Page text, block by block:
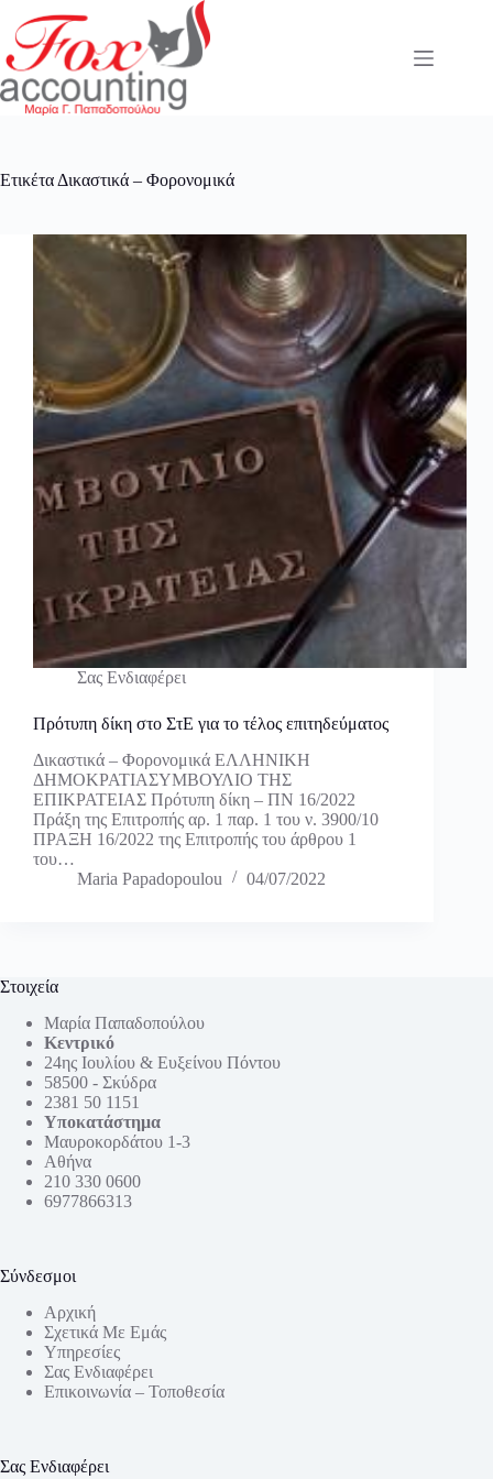
στο
περιεχόμενο
Ετικέτα Δικαστικά – Φορονομικά
Σας Ενδιαφέρει
Πρότυπη δίκη στο ΣτΕ για το τέλος επιτηδεύματος
Δικαστικά – Φορονομικά ΕΛΛΗΝΙΚΗ
ΔΗΜΟΚΡΑΤΙΑΣΥΜΒΟΥΛΙΟ ΤΗΣ
ΕΠΙΚΡΑΤΕΙΑΣ Πρότυπη δίκη – ΠΝ 16/2022
Πράξη της Επιτροπής αρ. 1 παρ. 1 του ν. 3900/10
ΠΡΑΞΗ 16/2022 της Επιτροπής του άρθρου 1
του…
Maria Papadopoulou
04/07/2022
Στοιχεία
Μαρία Παπαδοπούλου
Κεντρικό
24ης Ιουλίου & Ευξείνου Πόντου
58500 - Σκύδρα
2381 50 1151
Υποκατάστημα
Μαυροκορδάτου 1-3
Αθήνα
210 330 0600
6977866313
Σύνδεσμοι
Αρχική
Σχετικά Με Εμάς
Υπηρεσίες
Σας Ενδιαφέρει
Επικοινωνία – Τοποθεσία
Σας Ενδιαφέρει